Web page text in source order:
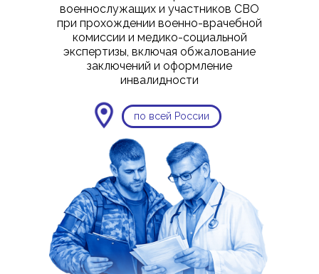
военнослужащих и участников СВО
при прохождении военно-врачебной
комиссии и медико-социальной
экспертизы, включая обжалование
заключений и оформление
инвалидности
по всей России